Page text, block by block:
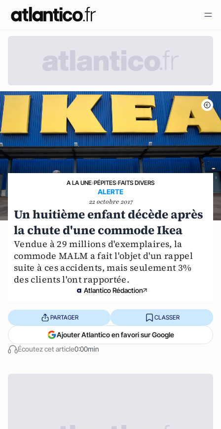
A LA UNE›PÉPITES›FAITS DIVERS
ALERTE
22 octobre 2017
Un huitième enfant décède après
la chute d'une commode Ikea
Vendue à 29 millions d'exemplaires, la
commode MALM a fait l'objet d'un rappel
suite à ces accidents, mais seulement 3%
des clients l'ont rapportée.
Atlantico Rédaction
Écoutez cet article0:00min
PARTAGER CLASSER
Ajouter Atlantico en favori sur Google